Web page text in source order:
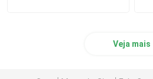
Veja mais